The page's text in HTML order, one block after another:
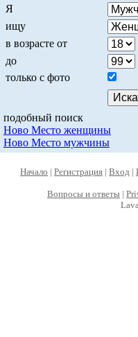
Я
ищу
в возрасте от
до
только с фото
подобный поиск
Ново Место женщины
Ново Место мужчины
Начало | Регистрация | Вход |
Вопросы и ответы |